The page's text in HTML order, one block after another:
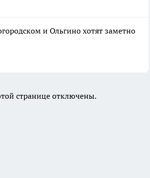
и Ольгино хотят заметно
странице отключены.